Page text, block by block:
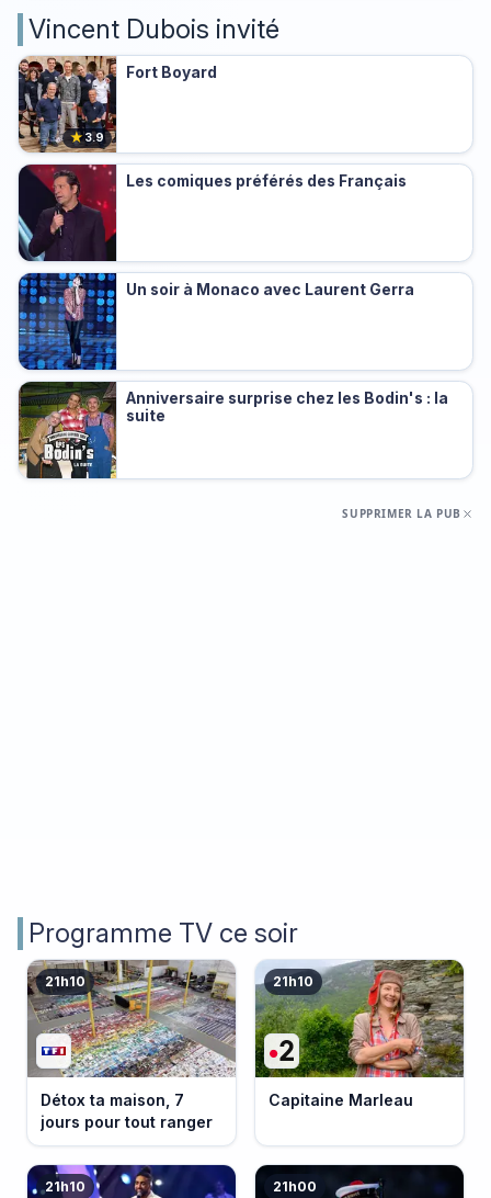
Vincent Dubois invité
★3.9
Fort Boyard
Les comiques préférés des Français
Un soir à Monaco avec Laurent Gerra
Anniversaire surprise chez les Bodin's : la
suite
SUPPRIMER LA PUB
Programme TV ce soir
21h10
Détox ta maison, 7
jours pour tout ranger
21h10
Capitaine Marleau
21h10 21h00